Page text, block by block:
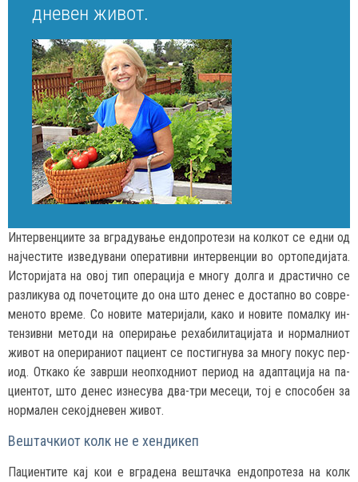
дне­вен жи­вот.
Ин­тер­вен­ци­и­те за вгра­ду­ва­ње ен­доп­ро­те­зи на кол­кот се ед­ни од
нај­чес­ти­те из­ве­ду­ва­ни опе­ра­тив­ни ин­тер­вен­ции во ор­то­пе­ди­ја­та.
Ис­то­ри­ја­та на овој тип опе­ра­ци­ја е мно­гу дол­га и драс­тич­но се
раз­ли­ку­ва од по­че­то­ци­те до она што де­нес е дос­тап­но во сов­ре­
ме­но­то вре­ме. Со но­ви­те ма­те­ри­ја­ли, ка­ко и но­ви­те по­мал­ку ин­
тен­зив­ни ме­то­ди на опе­ри­ра­ње ре­ха­би­ли­та­ци­ја­та и нор­мал­ни­от
жи­вот на опе­ри­ра­ни­от па­ци­ент се пос­тиг­ну­ва за мно­гу по­кус пер­
и­од. От­ка­ко ќе за­вр­ши не­оп­ход­ни­от пер­и­од на адап­та­ци­ја на па­
ци­ен­тот, што де­нес из­не­су­ва два-три ме­се­ци, тој е спо­со­бен за
нор­ма­лен се­кој­дне­вен жи­вот.
Веш­тач­ки­от колк не е хен­ди­кеп
Па­ци­ен­ти­те кај кои е вгра­де­на веш­тач­ка ен­доп­ро­те­за на колк